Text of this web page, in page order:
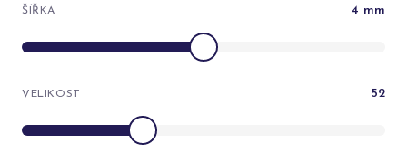
ŠÍŘKA 4 mm
VELIKOST 52